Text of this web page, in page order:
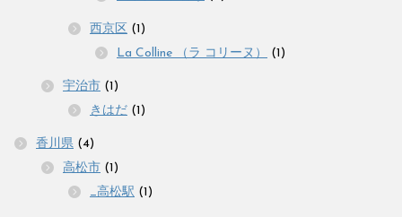
西京区 (1)
La Colline （ラ コリーヌ）
(1)
宇治市 (1)
きはだ (1)
香川県 (4)
高松市 (1)
_高松駅 (1)